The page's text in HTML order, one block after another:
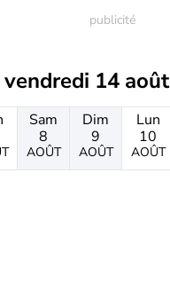
vendredi 14 août
Sam
8
AOÛT
Dim
9
AOÛT
Lun
10
AOÛT